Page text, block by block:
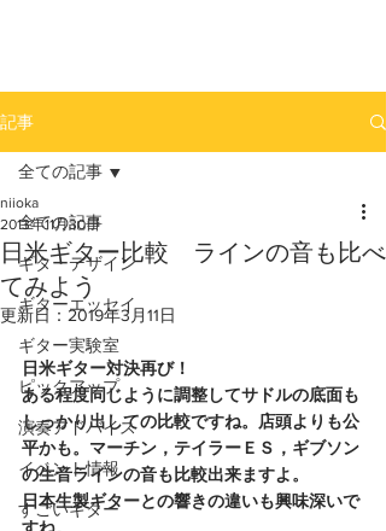
記事
全ての記事
ギターデザイン
ギターエッセイ
ギター実験室
ピックアップ
演奏アドバイス
イベント情報
すごいギター
全ての記事
日米ギター比較 ラインの音も比べ
てみよう
niioka
2013年11月30日
更新日： 2019年3月11日
日米ギター対決再び！
ある程度同じように調整してサドルの底面も
しっかり出しての比較ですね。店頭よりも公
平かも。マーチン，テイラーＥＳ，ギブソン
の生音ラインの音も比較出来ますよ。
日本生製ギターとの響きの違いも興味深いで